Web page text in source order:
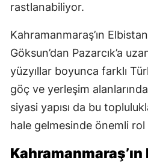
rastlanabiliyor.
Kahramanmaraş’ın
Göksun’dan Pazarcık’a
yüzyıllar boyunca farklı
göç ve yerleşim
siyasi yapısı da bu
hale gelmesinde önemli rol